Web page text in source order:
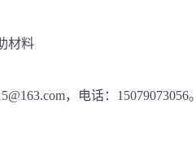
材料
，电话：15079073056。